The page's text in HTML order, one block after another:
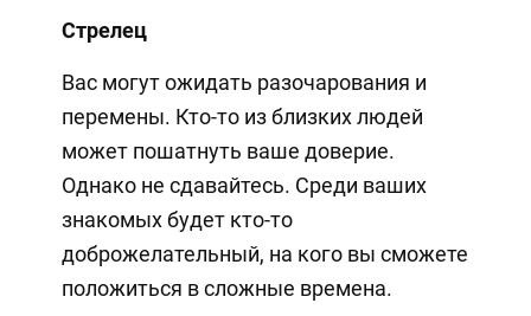
Стрелец
Вас могут ожидать разочарования и
перемены. Кто-то из близких людей
может пошатнуть ваше доверие.
Однако не сдавайтесь. Среди ваших
знакомых будет кто-то
доброжелательный, на кого вы сможете
положиться в сложные времена.